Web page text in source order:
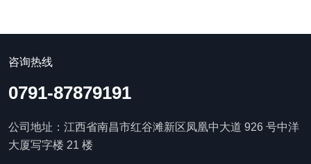
咨询热线
0791-87879191
公司地址：江西省南昌市红谷滩新区凤凰中大道 926 号中洋
大厦写字楼 21 楼